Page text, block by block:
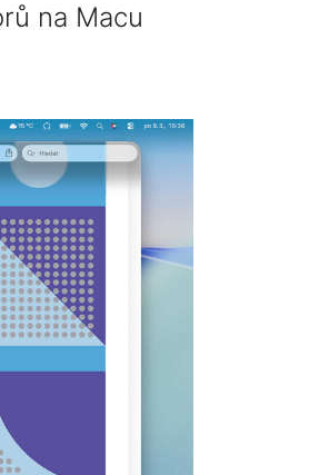
na Macu